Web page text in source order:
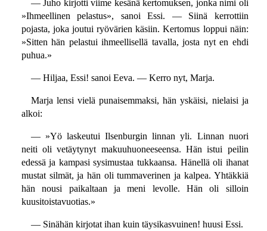
— Juho kirjotti viime kesänä kertomuksen, jonka nimi oli
»Ihmeellinen pelastus», sanoi Essi. — Siinä kerrottiin
pojasta, joka joutui ryövärien käsiin. Kertomus loppui näin:
»Sitten hän pelastui ihmeellisellä tavalla, josta nyt en ehdi
puhua.»
— Hiljaa, Essi! sanoi Eeva. — Kerro nyt, Marja.
Marja lensi vielä punaisemmaksi, hän yskäisi, nielaisi ja
alkoi:
— »Yö laskeutui Ilsenburgin linnan yli. Linnan nuori
neiti oli vetäytynyt makuuhuoneeseensa. Hän istui peilin
edessä ja kampasi sysimustaa tukkaansa. Hänellä oli ihanat
mustat silmät, ja hän oli tummaverinen ja kalpea. Yhtäkkiä
hän nousi paikaltaan ja meni levolle. Hän oli silloin
kuusitoistavuotias.»
— Sinähän kirjotat ihan kuin täysikasvuinen! huusi Essi.